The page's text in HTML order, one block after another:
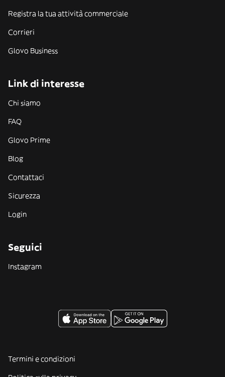
Registra la tua attività commerciale
Corrieri
Glovo Business
Link di interesse
Chi siamo
FAQ
Glovo Prime
Blog
Contattaci
Sicurezza
Login
Seguici
Instagram
Termini e condizioni